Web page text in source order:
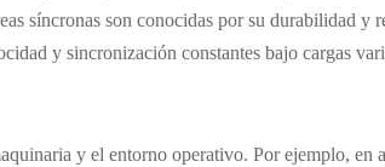
síncronas son conocidas por su durabilidad y
y sincronización constantes bajo cargas
y el entorno operativo. Por ejemplo, en